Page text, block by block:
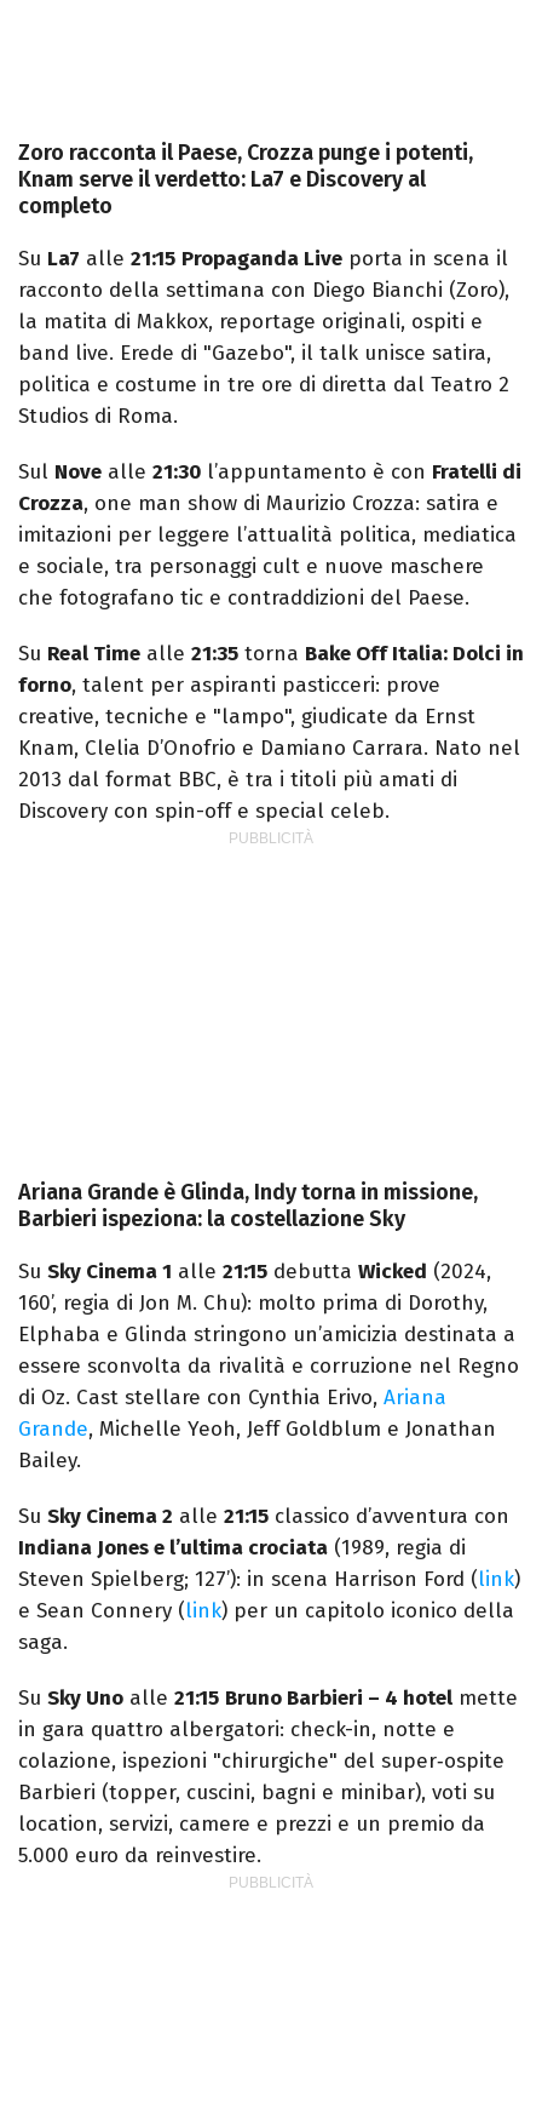
Zoro racconta il Paese, Crozza punge i potenti,
Knam serve il verdetto: La7 e Discovery al
completo
Su La7 alle 21:15 Propaganda Live porta in scena il
racconto della settimana con Diego Bianchi (Zoro),
la matita di Makkox, reportage originali, ospiti e
band live. Erede di "Gazebo", il talk unisce satira,
politica e costume in tre ore di diretta dal Teatro 2
Studios di Roma.
Sul Nove alle 21:30 l’appuntamento è con Fratelli di
Crozza, one man show di Maurizio Crozza: satira e
imitazioni per leggere l’attualità politica, mediatica
e sociale, tra personaggi cult e nuove maschere
che fotografano tic e contraddizioni del Paese.
Su Real Time alle 21:35 torna Bake Off Italia: Dolci in
forno, talent per aspiranti pasticceri: prove
creative, tecniche e "lampo", giudicate da Ernst
Knam, Clelia D’Onofrio e Damiano Carrara. Nato nel
2013 dal format BBC, è tra i titoli più amati di
Discovery con spin-off e special celeb.
Ariana Grande è Glinda, Indy torna in missione,
Barbieri ispeziona: la costellazione Sky
Su Sky Cinema 1 alle 21:15 debutta Wicked (2024,
160’, regia di Jon M. Chu): molto prima di Dorothy,
Elphaba e Glinda stringono un’amicizia destinata a
essere sconvolta da rivalità e corruzione nel Regno
di Oz. Cast stellare con Cynthia Erivo, Ariana
Grande, Michelle Yeoh, Jeff Goldblum e Jonathan
Bailey.
Su Sky Cinema 2 alle 21:15 classico d’avventura con
Indiana Jones e l’ultima crociata (1989, regia di
Steven Spielberg; 127’): in scena Harrison Ford (link)
e Sean Connery (link) per un capitolo iconico della
saga.
Su Sky Uno alle 21:15 Bruno Barbieri – 4 hotel mette
in gara quattro albergatori: check-in, notte e
colazione, ispezioni "chirurgiche" del super‑ospite
Barbieri (topper, cuscini, bagni e minibar), voti su
location, servizi, camere e prezzi e un premio da
5.000 euro da reinvestire.